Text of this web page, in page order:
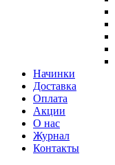
Начинки
Доставка
Оплата
Акции
О нас
Журнал
Контакты